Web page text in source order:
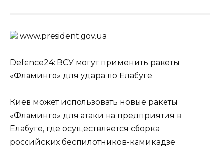
www.prеsidеnt.gоv.uа
Defence24: ВСУ могут применить ракеты
«Фламинго» для удара по Елабуге
Киев может использовать новые ракеты
«Фламинго» для атаки на предприятия в
Елабуге, где осуществляется сборка
российских беспилотников-камикадзе